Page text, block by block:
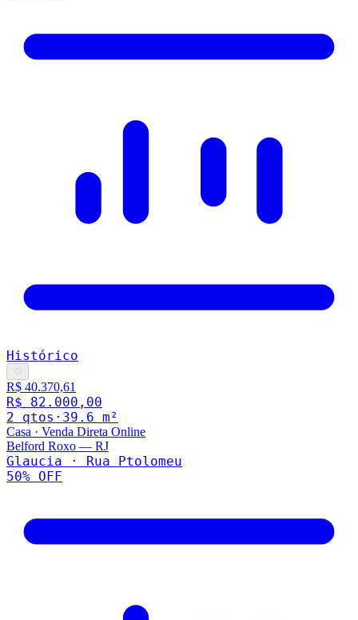
Histórico
♡
R$ 40.370,61
R$ 82.000,00
2 qtos · 39.6 m²
Casa · Venda Direta Online
Belford Roxo — RJ
Glaucia · Rua Ptolomeu
50% OFF